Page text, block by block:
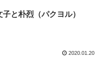
子と朴烈（パクヨル）
2020.01.20